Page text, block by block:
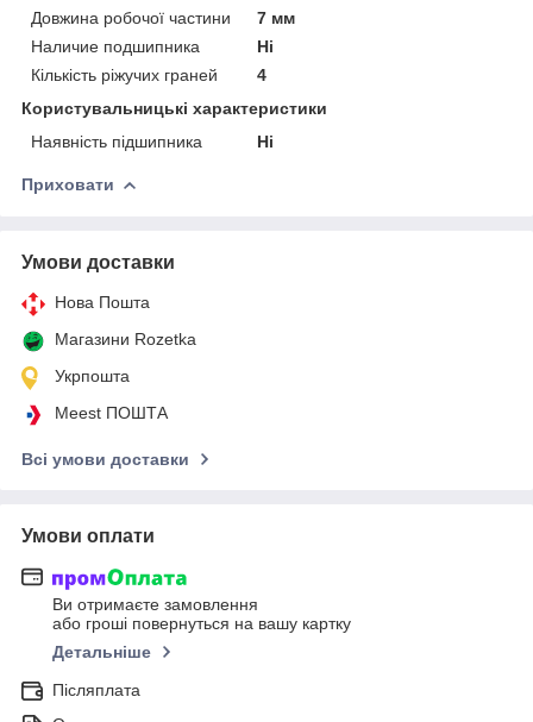
Довжина робочої частини
7 мм
Наличие подшипника
Ні
Кількість ріжучих граней
4
Користувальницькі характеристики
Наявність підшипника
Ні
Приховати
Умови доставки
Нова Пошта
Магазини Rozetka
Укрпошта
Meest ПОШТА
Всі умови доставки
Умови оплати
Ви отримаєте замовлення
або гроші повернуться на вашу картку
Детальніше
Післяплата